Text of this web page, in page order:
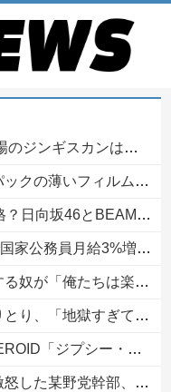
！」道民ワイ「ぷっｗｗｗｗ」
ために入っていの？って聞くわけ」
BEAMSのコラボが決定！！
5056円」引き上げ勧告 2年で6%超え
たんだよ」って言い出す理由ｗｗｗｗｗ他
なってる……」と衝撃を受ける人が続出中
ー」プラモデル【10日予約開始】
論破される偉業を達成してしまい……